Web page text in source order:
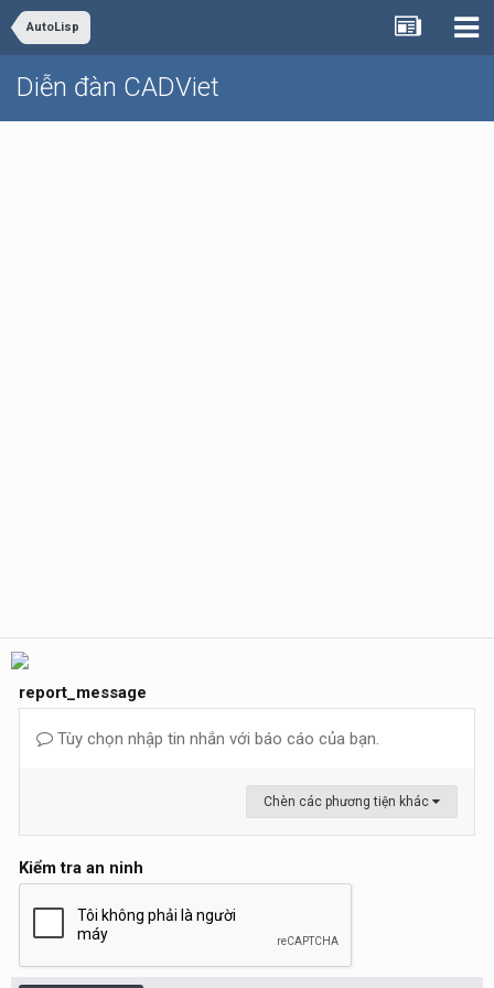
AutoLisp
Diễn đàn CADViet
report_message
Tùy chọn nhập tin nhắn với báo cáo của bạn.
Chèn các phương tiện khác
Kiểm tra an ninh